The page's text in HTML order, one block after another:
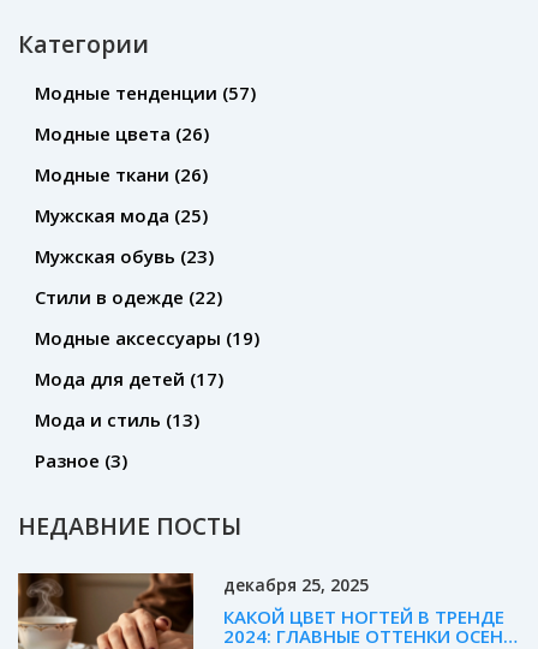
делюсь своим опытом.
Категории
Модные тенденции (57)
Модные цвета (26)
Модные ткани (26)
Мужская мода (25)
Мужская обувь (23)
Стили в одежде (22)
Модные аксессуары (19)
Мода для детей (17)
Мода и стиль (13)
Разное (3)
НЕДАВНИЕ ПОСТЫ
декабря 25, 2025
КАКОЙ ЦВЕТ НОГТЕЙ В ТРЕНДЕ
2024: ГЛАВНЫЕ ОТТЕНКИ ОСЕНИ